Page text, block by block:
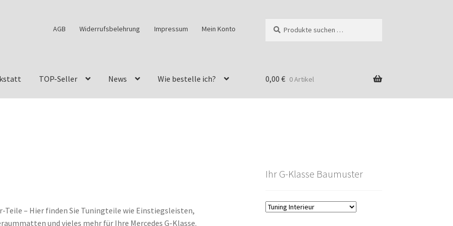
AGB Widerrufsbelehrung Impressum Mein Konto
nach:
TOP-Seller News Wie bestelle ich?
Felge ist für mein G-Modell 2018 verfügbar
Restore – Tune – Drive
0,00 € 0 Artikel
Teile – Hier finden Sie Tuningteile wie Einstiegsleisten,
und vieles mehr für Ihre Mercedes G-Klasse.
Ihr G-Klasse Baumuster